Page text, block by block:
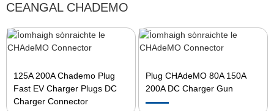
CEANGAL CHADEMO
125A 200A Chademo Plug
Fast EV Charger Plugs DC
Charger Connector
Plug CHAdeMO 80A 150A
200A DC Charger Gun